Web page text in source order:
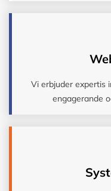
Vi erbjuder expertis
engagerande